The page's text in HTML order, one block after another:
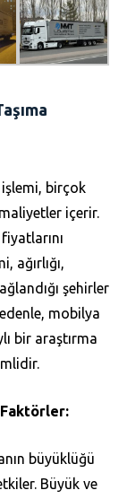
işlemi, birçok
içerir.
ağırlığı,
şehirler
mobilya
bir araştırma
Faktörler:
büyüklüğü
Büyük ve